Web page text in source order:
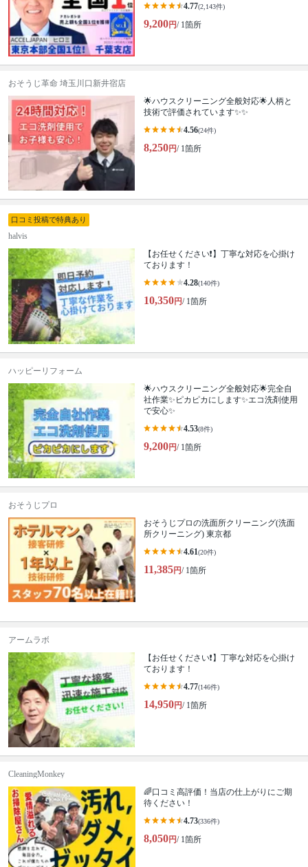
4.77(2,143件)
9,200円/ 1箇所
おそうじ革命 埼玉川口新井宿店
🌟ハウスクリーニング全般対応🌟人柄と
技術で評価されています✨✨
4.56(24件)
8,250円/ 1箇所
口コミ投稿で特典あり
halvis
【お任せください❗️】丁寧な対応を心掛け
ております！
4.28(140件)
10,350円/ 1箇所
ハッピーリフォーム
🌟ハウスクリーニング全般対応🌟完全自
社作業✨️ピカピカにします✨️エコ洗剤使用
で安心✨
4.53(8件)
9,200円/ 1箇所
おそうじプロ
おそうじプロの洗面所クリーニング(洗面
所クリーニング) 東京都
4.61(20件)
11,385円/ 1箇所
アームラボ
【お任せください❗️】丁寧な対応を心掛け
ております！
4.77(146件)
14,950円/ 1箇所
CleaningMonkey
🌈口コミ高評価！当店の仕上がりにご期
待ください！
4.73(336件)
8,050円/ 1箇所